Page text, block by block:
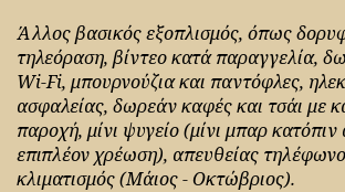
Άλλος βασικός εξοπλισμός, όπως
τηλεόραση, βίντεο κατά παραγγελία,
Wi-Fi, μπουρνούζια και παντόφλες,
ασφαλείας, δωρεάν καφές και τσάι με
παροχή, μίνι ψυγείο (μίνι μπαρ κατόπιν
επιπλέον χρέωση), απευθείας
κλιματισμός (Μάιος - Οκτώβριος).